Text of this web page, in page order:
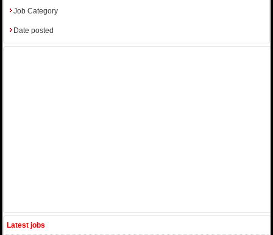
Job Category
Date posted
Latest jobs